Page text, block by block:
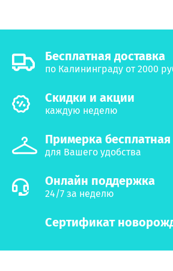
Бесплатная доставка
по Калининграду от 2000
Cкидки и акции
каждую неделю
Примерка бесплатная
для Вашего удобства
Онлайн поддержка
24/7 за неделю
Сертификат